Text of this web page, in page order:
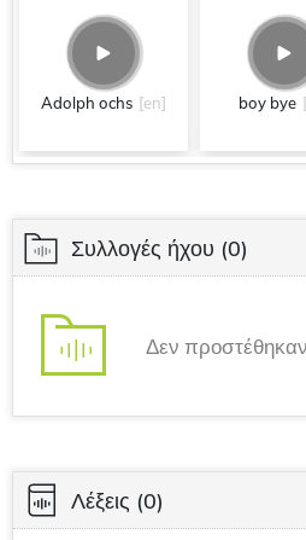
Adolph ochs [en] boy bye
Συλλογές ήχου (0)
Δεν
Λέξεις (0)